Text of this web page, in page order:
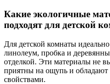
Какие экологичные
подходят для детской
Для детской комнаты
линолеум, пробка и
отделкой. Эти материалы не
приятны на ощупь и
свойствами.